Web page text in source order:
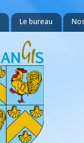
Le bureau